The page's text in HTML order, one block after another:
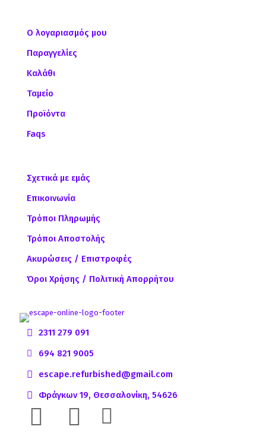
Ο λογαριασμός μου
Παραγγελίες
Καλάθι
Ταμείο
Προϊόντα
Faqs
Σχετικά με εμάς
Επικοινωνία
Τρόποι Πληρωμής
Τρόποι Αποστολής
Ακυρώσεις / Επιστροφές
Όροι Χρήσης / Πολιτική Απορρήτου
2311 279 091
694 821 9005
escape.refurbished@gmail.com
Φράγκων 19, Θεσσαλονίκη, 54626